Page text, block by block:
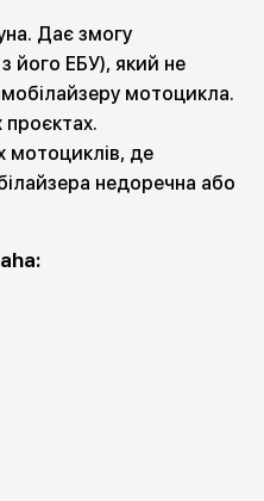
Дає змогу
його ЕБУ), який не
мотоцикла.
мотоциклів, де
недоречна або